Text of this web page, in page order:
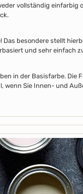
vollständig einfarbig
besondere stellt
und sehr einfach
in der Basisfarbe. Die
wenn Sie Innen- und